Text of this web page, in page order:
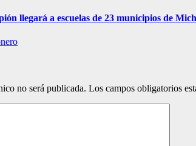
llegará a escuelas de 23 municipios de
no será publicada. Los campos obligatorios